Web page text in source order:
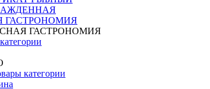
ГАСТРОНОМИЯ
ГАСТРОНОМИЯ
категории